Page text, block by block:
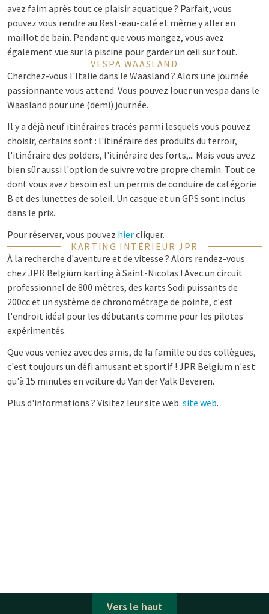
avez faim après tout ce plaisir aquatique ? Parfait, vous
pouvez vous rendre au Rest-eau-café et même y aller en
maillot de bain. Pendant que vous mangez, vous avez
également vue sur la piscine pour garder un œil sur tout.
VESPA WAASLAND
Cherchez-vous l'Italie dans le Waasland ? Alors une journée
passionnante vous attend. Vous pouvez louer un vespa dans le
Waasland pour une (demi) journée.
Il y a déjà neuf itinéraires tracés parmi lesquels vous pouvez
choisir, certains sont : l'itinéraire des produits du terroir,
l'itinéraire des polders, l'itinéraire des forts,... Mais vous avez
bien sûr aussi l'option de suivre votre propre chemin. Tout ce
dont vous avez besoin est un permis de conduire de catégorie
B et des lunettes de soleil. Un casque et un GPS sont inclus
dans le prix.
Pour réserver, vous pouvez hiercliquer.
KARTING INTÉRIEUR JPR
À la recherche d'aventure et de vitesse ? Alors rendez-vous
chez JPR Belgium karting à Saint-Nicolas ! Avec un circuit
professionnel de 800 mètres, des karts Sodi puissants de
200cc et un système de chronométrage de pointe, c'est
l'endroit idéal pour les débutants comme pour les pilotes
expérimentés.
Que vous veniez avec des amis, de la famille ou des collègues,
c'est toujours un défi amusant et sportif ! JPR Belgium n'est
qu'à 15 minutes en voiture du Van der Valk Beveren.
Plus d'informations ? Visitez leur site web. site web.
Vers le haut